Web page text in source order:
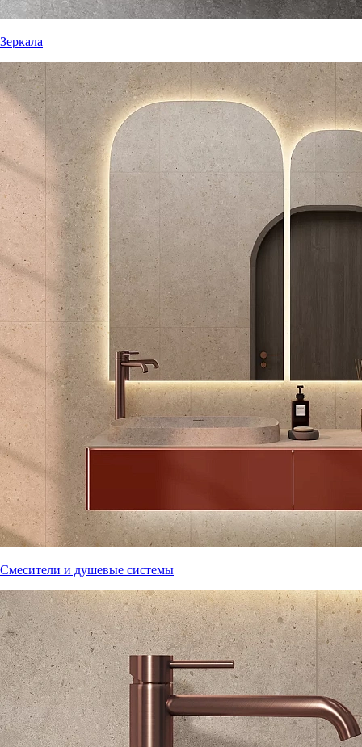
Зеркала
Смесители и душевые системы